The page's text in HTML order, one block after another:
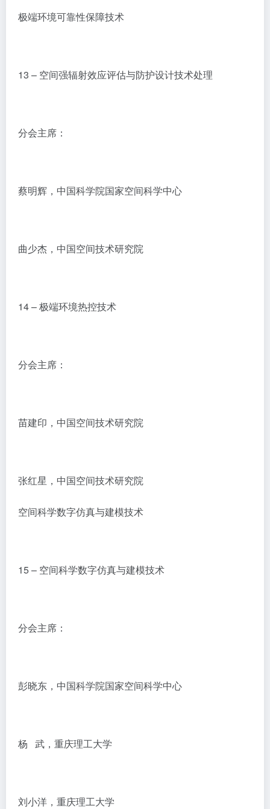
极端环境可靠性保障技术
13 – 空间强辐射效应评估与防护设计技术处理
分会主席：
蔡明辉，中国科学院国家空间科学中心
曲少杰，中国空间技术研究院
14 – 极端环境热控技术
分会主席：
苗建印，中国空间技术研究院
张红星，中国空间技术研究院
空间科学数字仿真与建模技术
15 – 空间科学数字仿真与建模技术
分会主席：
彭晓东，中国科学院国家空间科学中心
杨 武，重庆理工大学
刘小洋，重庆理工大学